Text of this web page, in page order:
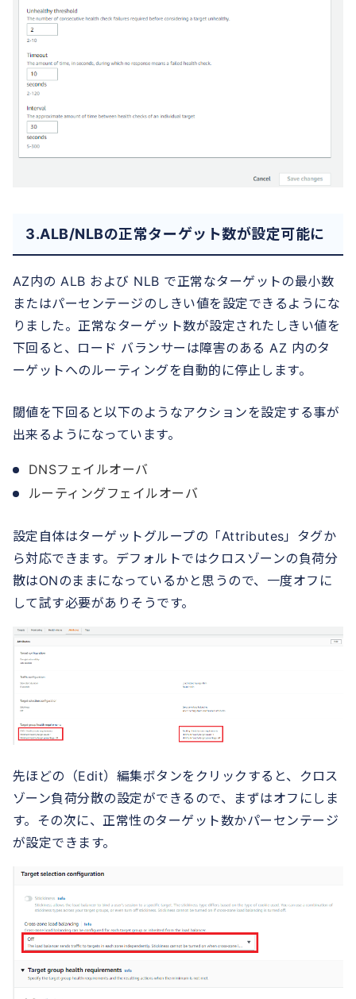
3.ALB/NLBの正常ターゲット数が設定可能に
AZ内の ALB および NLB で正常なターゲットの最小数
またはパーセンテージのしきい値を設定できるようにな
りました。正常なターゲット数が設定されたしきい値を
下回ると、ロード バランサーは障害のある AZ 内のタ
ーゲットへのルーティングを自動的に停止します。
閾値を下回ると以下のようなアクションを設定する事が
出来るようになっています。
DNSフェイルオーバ
ルーティングフェイルオーバ
設定自体はターゲットグループの「Attributes」タグか
ら対応できます。デフォルトではクロスゾーンの負荷分
散はONのままになっているかと思うので、一度オフに
して試す必要がありそうです。
先ほどの（Edit）編集ボタンをクリックすると、クロス
ゾーン負荷分散の設定ができるので、まずはオフにしま
す。その次に、正常性のターゲット数かパーセンテージ
が設定できます。